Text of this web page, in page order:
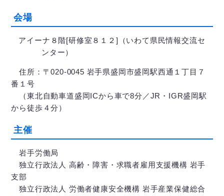
会場
アイーナ８階[研修室８１２]（いわて県民情報交流セ
ンター）
住所：〒020-0045 岩手県盛岡市盛岡駅西通１丁目７
番１号
（東北自動車道盛岡ICから車で8分／JR・IGR盛岡駅
から徒歩４分）
主催
岩手労働局
独立行政法人 高齢・障害・求職者雇用支援機構 岩手
支部
独立行政法人 労働者健康安全機構 岩手産業保健総合